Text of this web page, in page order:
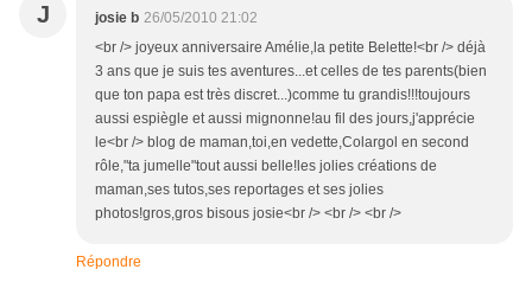
J josie b 26/05/2010 21:02
<br /> joyeux anniversaire Amélie,la petite Belette!<br /> déjà
3 ans que je suis tes aventures...et celles de tes parents(bien
que ton papa est très discret...)comme tu grandis!!!toujours
aussi espiègle et aussi mignonne!au fil des jours,j'apprécie
le<br /> blog de maman,toi,en vedette,Colargol en second
rôle,"ta jumelle"tout aussi belle!les jolies créations de
maman,ses tutos,ses reportages et ses jolies
photos!gros,gros bisous josie<br /> <br /> <br />
Répondre